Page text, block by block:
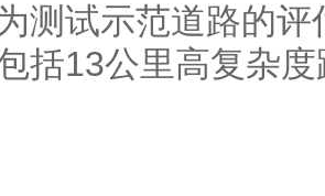
测试示范道路的
括13公里高复杂